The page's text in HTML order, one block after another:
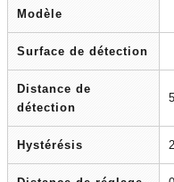
Modèle
Surface de détection
Distance de
détection
Hystérésis